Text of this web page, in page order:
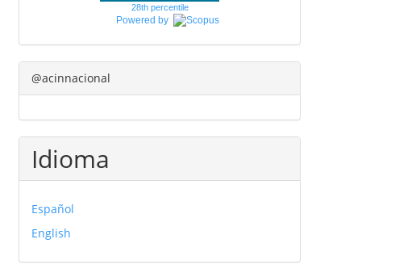
28th percentile
Powered by
@acinnacional
Idioma
Español
English